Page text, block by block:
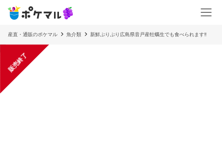
産直・通販のポケマル 魚介類 新鮮ぷりぷり広島県音戸産牡蠣生でも食べられます‼️
販売終了